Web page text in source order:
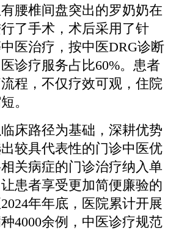
腰椎间盘突出的罗奶奶在
了手术，术后采用了针
医治疗，按中医DRG诊断
诊疗服务占比60%。患者
程，不仅疗效可观，住院
。
床路径为基础，深耕优势
较具代表性的门诊中医优
关病症的门诊治疗纳入单
患者享受更加简便廉验的
年年底，医院累计开展
4000余例，中医诊疗规范